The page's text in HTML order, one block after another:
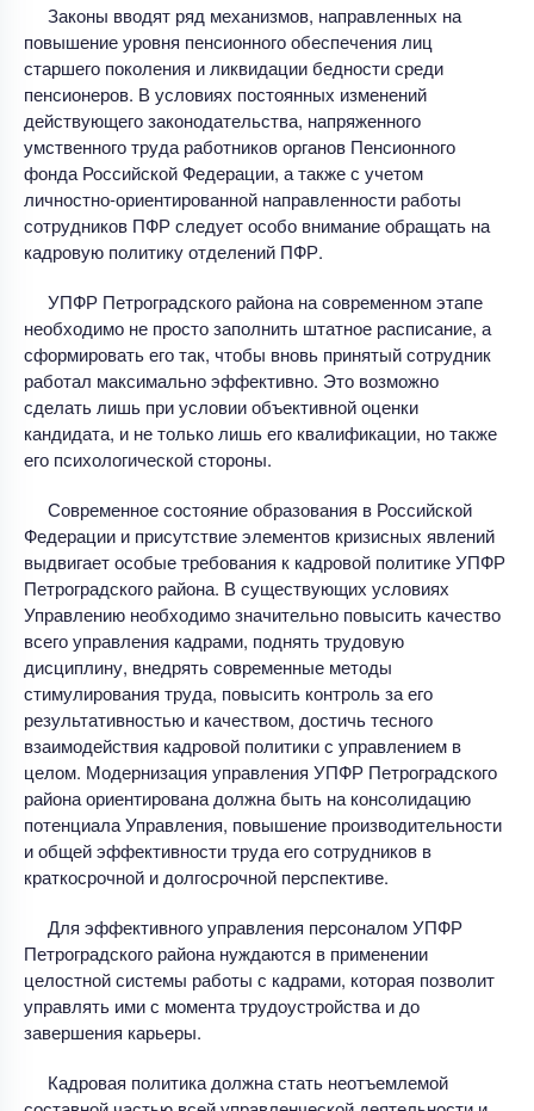
Законы вводят ряд механизмов, направленных на
повышение уровня пенсионного обеспечения лиц
старшего поколения и ликвидации бедности среди
пенсионеров. В условиях постоянных изменений
действующего законодательства, напряженного
умственного труда работников органов Пенсионного
фонда Российской Федерации, а также с учетом
личностно-ориентированной направленности работы
сотрудников ПФР следует особо внимание обращать на
кадровую политику отделений ПФР.
УПФР Петроградского района на современном этапе
необходимо не просто заполнить штатное расписание, а
сформировать его так, чтобы вновь принятый сотрудник
работал максимально эффективно. Это возможно
сделать лишь при условии объективной оценки
кандидата, и не только лишь его квалификации, но также
его психологической стороны.
Современное состояние образования в Российской
Федерации и присутствие элементов кризисных явлений
выдвигает особые требования к кадровой политике УПФР
Петроградского района. В существующих условиях
Управлению необходимо значительно повысить качество
всего управления кадрами, поднять трудовую
дисциплину, внедрять современные методы
стимулирования труда, повысить контроль за его
результативностью и качеством, достичь тесного
взаимодействия кадровой политики с управлением в
целом. Модернизация управления УПФР Петроградского
района ориентирована должна быть на консолидацию
потенциала Управления, повышение производительности
и общей эффективности труда его сотрудников в
краткосрочной и долгосрочной перспективе.
Для эффективного управления персоналом УПФР
Петроградского района нуждаются в применении
целостной системы работы с кадрами, которая позволит
управлять ими с момента трудоустройства и до
завершения карьеры.
Кадровая политика должна стать неотъемлемой